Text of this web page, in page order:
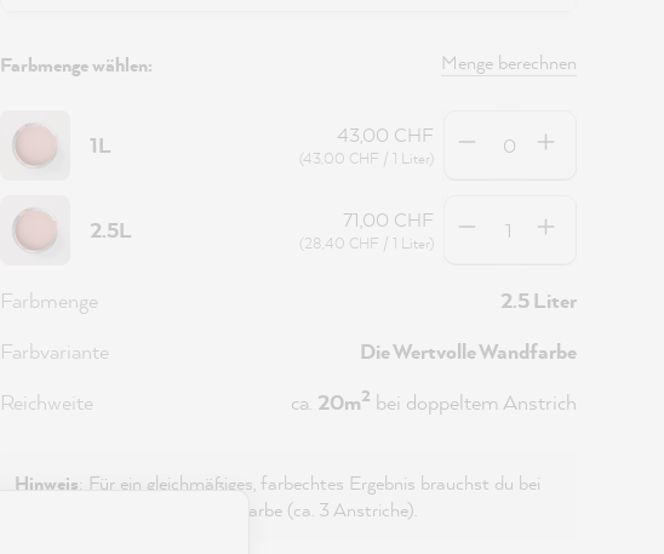
Farbmenge wählen: Menge berechnen
1L 43,00 CHF
(43,00 CHF / 1 Liter)
2.5L 71,00 CHF
(28,40 CHF / 1 Liter)
Farbmenge
2.5 Liter
Farbvariante
Die Wertvolle Wandfarbe
Reichweite
ca. 20m2 bei doppeltem Anstrich
Hinweis: Für ein gleichmäßiges, farbechtes Ergebnis brauchst du bei
diesem Farbton etwas mehr Farbe (ca. 3 Anstriche).